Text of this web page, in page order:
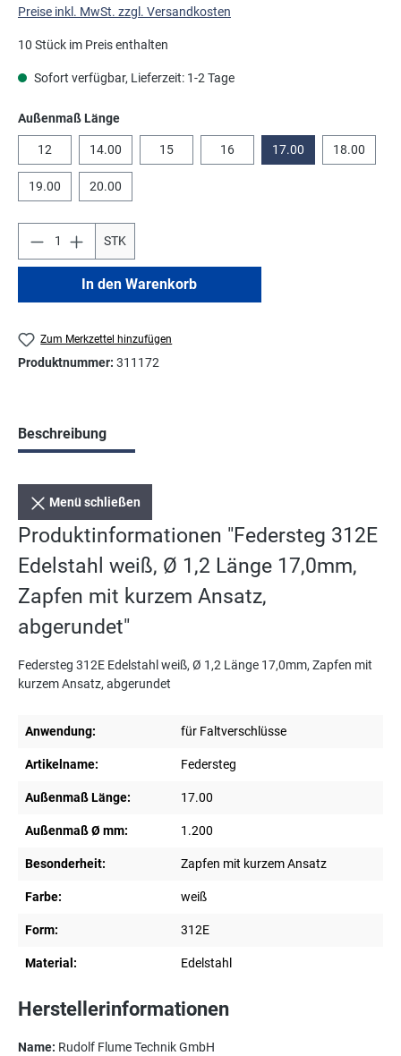
Preise inkl. MwSt. zzgl. Versandkosten
10 Stück im Preis enthalten
Sofort verfügbar, Lieferzeit: 1-2 Tage
Außenmaß Längeauswählen
12 14.00 15 16 17.00 18.00
19.00 20.00
STK
In den Warenkorb
Zum Merkzettel hinzufügen
Produktnummer: 311172
Beschreibung
Menü schließen
Produktinformationen "Federsteg 312E
Edelstahl weiß, Ø 1,2 Länge 17,0mm,
Zapfen mit kurzem Ansatz,
abgerundet"
Federsteg 312E Edelstahl weiß, Ø 1,2 Länge 17,0mm, Zapfen mit
kurzem Ansatz, abgerundet
Anwendung: für Faltverschlüsse
Artikelname: Federsteg
Außenmaß Länge: 17.00
Außenmaß Ø mm: 1.200
Besonderheit: Zapfen mit kurzem Ansatz
Farbe: weiß
Form: 312E
Material: Edelstahl
Herstellerinformationen
Name: Rudolf Flume Technik GmbH